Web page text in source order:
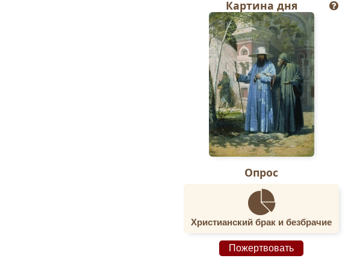
Картина дня
Опрос
Христианский брак и безбрачие
Пожертвовать